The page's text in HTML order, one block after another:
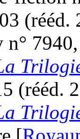
(rééd.
n°
(rééd.